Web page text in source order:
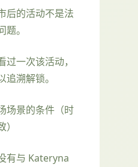
后的活动不是法
。
一次该活动，
溯解锁。
场景的条件（时
有与 Kateryna